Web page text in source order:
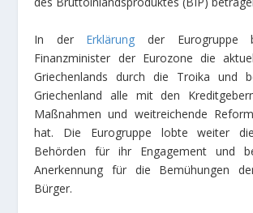
In der Erklärung der Eurogruppe
Finanzminister der Eurozone die
Griechenlands durch die Troika und
Griechenland alle mit den
Maßnahmen und weitreichende
hat. Die Eurogruppe lobte weiter
Behörden für ihr Engagement und
Anerkennung für die Bemühungen
Bürger.